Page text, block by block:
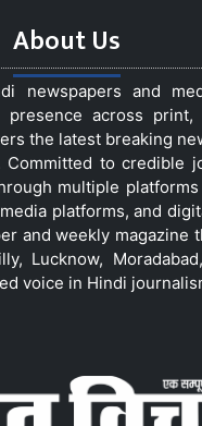
About Us
newspapers and
across print,
the latest breaking
to credible
multiple
platforms, and
and weekly magazine
Lucknow,
voice in Hindi